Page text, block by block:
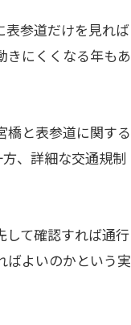
表参道だけを見れば
きにくくなる年もあ
橋と表参道に関する
、詳細な交通規制
して確認すれば通行
ばよいのかという実